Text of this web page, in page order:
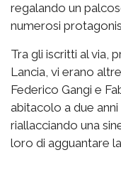
regalando un
numerosi
Tra gli iscritti al via,
Lancia, vi erano
Federico Gangi e
abitacolo a due anni
riallacciando una
loro di agguantare